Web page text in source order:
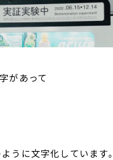
があって
うに文字化しています。